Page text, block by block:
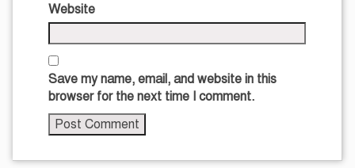
Website
Save my name, email, and website in this
browser for the next time I comment.